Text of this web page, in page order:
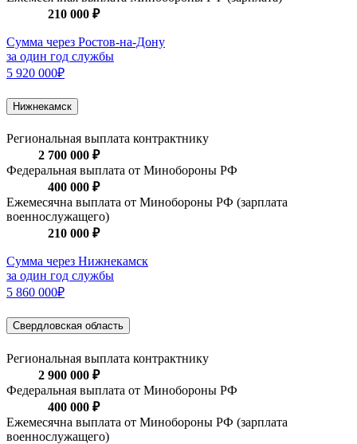
210 000 ₽
Сумма через Ростов-на-Дону
за один год службы
5 920 000₽
Нижнекамск
Региональная выплата контрактнику
2 700 000 ₽
Федеральная выплата от Минобороны РФ
400 000 ₽
Ежемесячна выплата от Минобороны РФ (зарплата
военнослужащего)
210 000 ₽
Сумма через Нижнекамск
за один год службы
5 860 000₽
Свердловская область
Региональная выплата контрактнику
2 900 000 ₽
Федеральная выплата от Минобороны РФ
400 000 ₽
Ежемесячна выплата от Минобороны РФ (зарплата
военнослужащего)